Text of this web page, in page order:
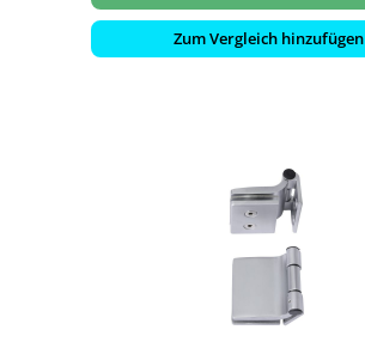
Zum Vergleich hinzufügen